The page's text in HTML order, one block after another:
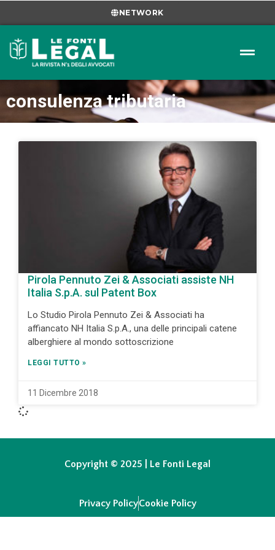
NETWORK
consulenza tributaria
Pirola Pennuto Zei & Associati assiste NH
Italia S.p.A. sul Patent Box
Lo Studio Pirola Pennuto Zei & Associati ha
affiancato NH Italia S.p.A., una delle principali catene
alberghiere al mondo sottoscrizione
LEGGI TUTTO »
11 Dicembre 2018
Copyright © 2025 | Le Fonti Legal
Privacy PolicyCookie Policy